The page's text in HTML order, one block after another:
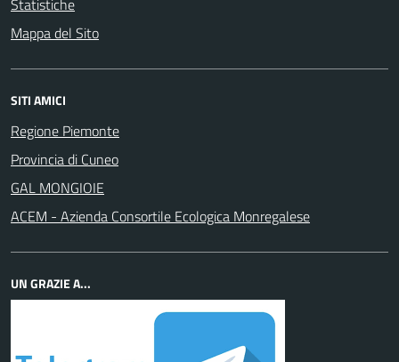
Statistiche
Mappa del Sito
SITI AMICI
Regione Piemonte
Provincia di Cuneo
GAL MONGIOIE
ACEM - Azienda Consortile Ecologica Monregalese
UN GRAZIE A...